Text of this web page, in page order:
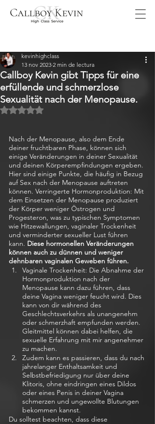
Callboy Kevin gibt Tipps für eine
erfüllende und schmerzlose
Sexualität nach der Menopause.
kevinhighclass
13 nov 2023 2 min de lectura
Obtuvo NaN de 5 estrellas.
Nach der Menopause, also dem Ende
deiner fruchtbaren Phase, können sich
einige Veränderungen in deiner Sexualität
und deinen Körperempfindungen ergeben.
Hier sind einige Punkte, die häufig in Bezug
auf Sex nach der Menopause auftreten
können. Verringerte Hormonproduktion: Mit
dem Einsetzen der Menopause produziert
der Körper weniger Östrogen und
Progesteron, was zu typischen Symptomen
wie Hitzewallungen, vaginaler Trockenheit
und verminderter sexueller Lust führen
kann. Diese hormonellen Veränderungen
können auch zu dünnen und weniger
dehnbaren vaginalen Geweben führen.
Vaginale Trockenheit: Die Abnahme der
Hormonproduktion nach der
Menopause kann dazu führen, dass
deine Vagina weniger feucht wird. Dies
kann von dir während des
Geschlechtsverkehrs als unangenehm
oder schmerzhaft empfunden werden.
Gleitmittel können dabei helfen, die
sexuelle Erfahrung mit mir angenehmer
zu machen.
Zudem kann es passieren, dass du nach
jahrelanger Enthaltsamkeit und
Selbstbefriedigung nur über deine
Klitoris, ohne eindringen eines Dildos
oder eines Penis in deiner Vagina
schmerzen und ungewollte Blutungen
bekommen kannst.
Du solltest beachten, dass diese